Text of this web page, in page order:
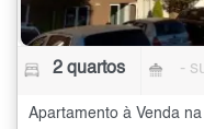
2 quartos -
Apartamento à Venda